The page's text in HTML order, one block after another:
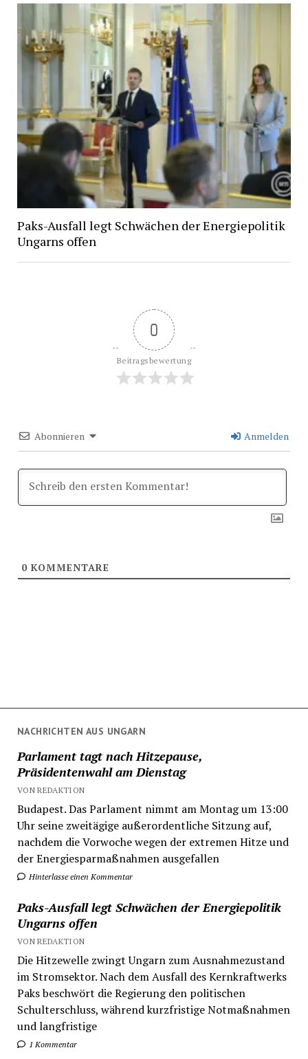
NACHRICHTEN AUS UNGARN
Parlament tagt nach Hitzepause,
Präsidentenwahl am Dienstag
VON REDAKTION
Budapest. Das Parlament nimmt am Montag um 13:00
Uhr seine zweitägige außerordentliche Sitzung auf,
nachdem die Vorwoche wegen der extremen Hitze und
der Energiesparmaßnahmen ausgefallen
Hinterlasse einen Kommentar
Paks-Ausfall legt Schwächen der Energiepolitik
Ungarns offen
VON REDAKTION
Die Hitzewelle zwingt Ungarn zum Ausnahmezustand
im Stromsektor. Nach dem Ausfall des Kernkraftwerks
Paks beschwört die Regierung den politischen
Schulterschluss, während kurzfristige Notmaßnahmen
und langfristige
1 Kommentar
Paks-Ausfall legt Schwächen der Energiepolitik
Ungarns offen
0
Beitragsbewertung
Abonnieren Anmelden
0KOMMENTARE